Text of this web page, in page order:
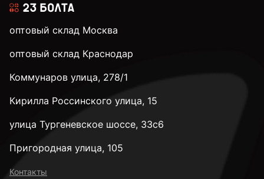
оптовый склад Москва
оптовый склад Краснодар
Коммунаров улица, 278/1
Кирилла Россинского улица, 15
улица Тургеневское шоссе, 33с6
Пригородная улица, 105
Контакты